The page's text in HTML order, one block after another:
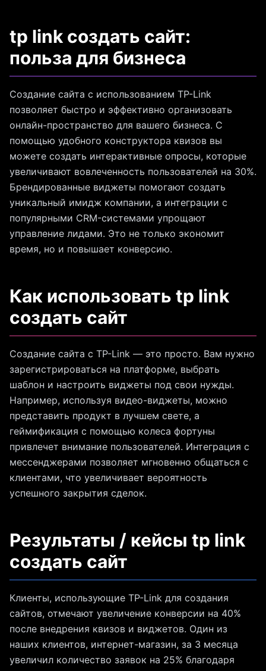
tp link создать сайт:
польза для бизнеса
Создание сайта с использованием TP-Link
позволяет быстро и эффективно организовать
онлайн-пространство для вашего бизнеса. С
помощью удобного конструктора квизов вы
можете создать интерактивные опросы, которые
увеличивают вовлеченность пользователей на 30%.
Брендированные виджеты помогают создать
уникальный имидж компании, а интеграции с
популярными CRM-системами упрощают
управление лидами. Это не только экономит
время, но и повышает конверсию.
Как использовать tp link
создать сайт
Создание сайта с TP-Link — это просто. Вам нужно
зарегистрироваться на платформе, выбрать
шаблон и настроить виджеты под свои нужды.
Например, используя видео-виджеты, можно
представить продукт в лучшем свете, а
геймификация с помощью колеса фортуны
привлечет внимание пользователей. Интеграция с
мессенджерами позволяет мгновенно общаться с
клиентами, что увеличивает вероятность
успешного закрытия сделок.
Результаты / кейсы tp link
создать сайт
Клиенты, использующие TP-Link для создания
сайтов, отмечают увеличение конверсии на 40%
после внедрения квизов и виджетов. Один из
наших клиентов, интернет-магазин, за 3 месяца
увеличил количество заявок на 25% благодаря